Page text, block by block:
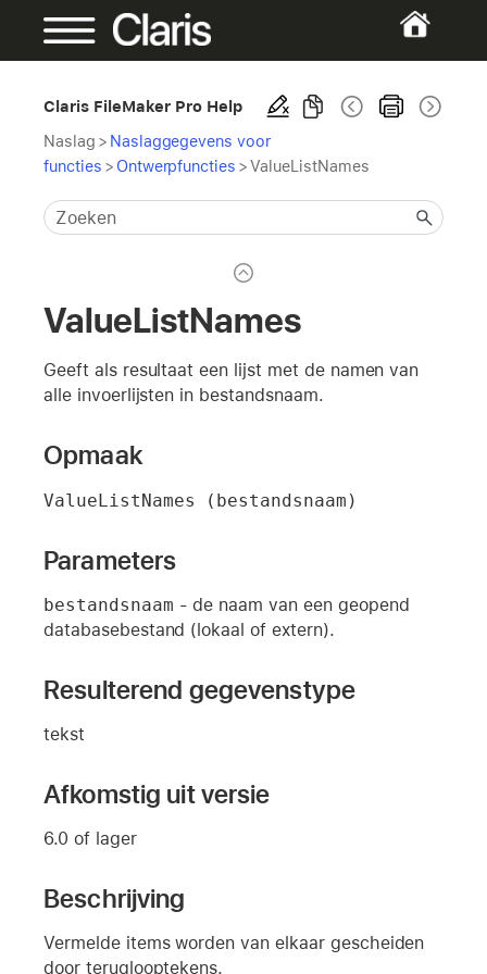
Claris FileMaker Pro Help
Naslag > Naslaggegevens voor
functies > Ontwerpfuncties >ValueListNames
ValueListNames
Geeft als resultaat een lijst met de namen van
alle invoerlijsten in bestandsnaam.
Opmaak
ValueListNames (bestandsnaam)
Parameters
bestandsnaam - de naam van een geopend
databasebestand (lokaal of extern).
Resulterend gegevenstype
tekst
Afkomstig uit versie
6.0 of lager
Beschrijving
Vermelde items worden van elkaar gescheiden
door teruglooptekens.